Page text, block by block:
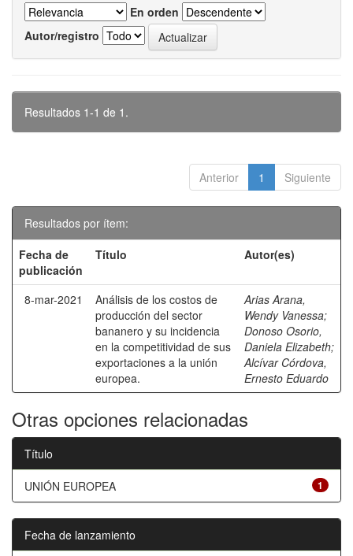
En orden
Autor/registro
Resultados 1-1 de 1.
Anterior 1 Siguiente
Resultados por ítem:
Fecha de
publicación
Título Autor(es)
8-mar-2021
Análisis de los costos de
producción del sector
bananero y su incidencia
en la competitividad de sus
exportaciones a la unión
europea.
Arias Arana,
Wendy Vanessa;
Donoso Osorio,
Daniela Elizabeth;
Alcívar Córdova,
Ernesto Eduardo
Otras opciones relacionadas
Título
1
UNIÓN EUROPEA
Fecha de lanzamiento